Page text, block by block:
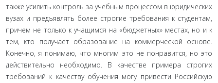
также усилить контроль за учебным процессом в юридических
вузах и предъявлять более строгие требования к студентам,
причем не только к учащимся на «бюджетных» местах, но и к
тем, кто получает образование на коммерческой основе.
Конечно, я понимаю, что многим это не понравится, но это
действительно необходимо. В качестве примера строгих
требований к качеству обучения могу привести Российскую